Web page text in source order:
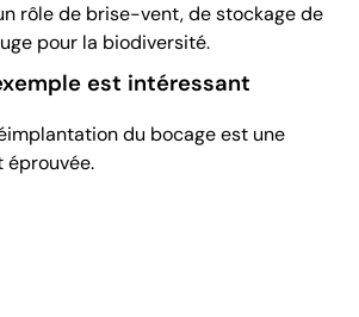
rôle de brise-vent, de stockage de
pour la biodiversité.
est intéressant
du bocage est une
éprouvée.